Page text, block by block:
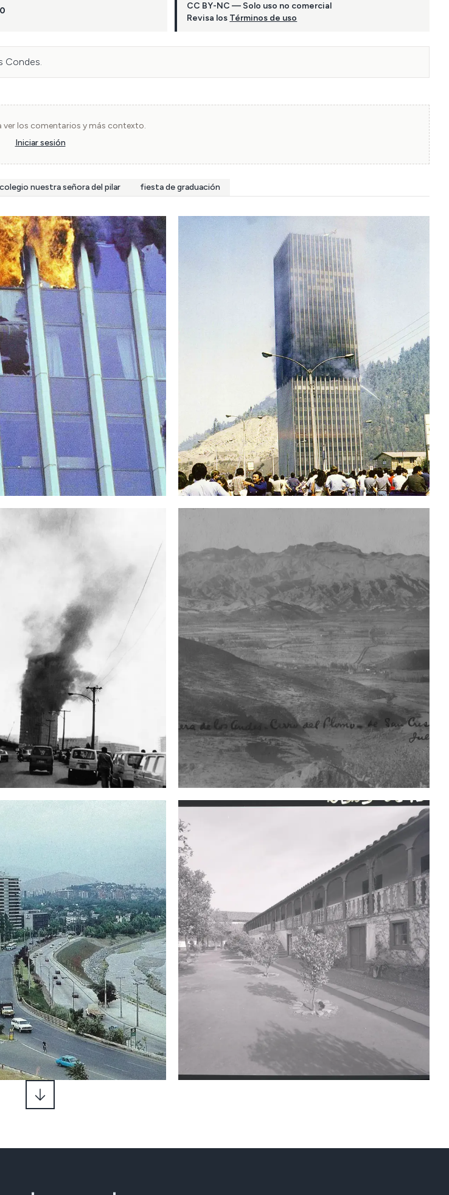
0
CC BY-NC — Solo uso no comercial
Revisa los Términos de uso
Condes.
ver los comentarios y más contexto.
Iniciar sesión
colegio nuestra señora del pilar fiesta de graduación